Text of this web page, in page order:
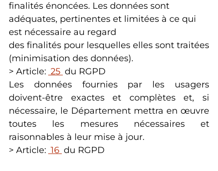
finalités énoncées. Les données sont
adéquates, pertinentes et limitées à ce qui
est nécessaire au regard
des finalités pour lesquelles elles sont traitées
(minimisation des données).
> Article: 25 du RGPD
Les données fournies par les usagers
doivent-être exactes et complètes et, si
nécessaire, le Département mettra en œuvre
toutes les mesures nécessaires et
raisonnables à leur mise à jour.
> Article: 16 du RGPD